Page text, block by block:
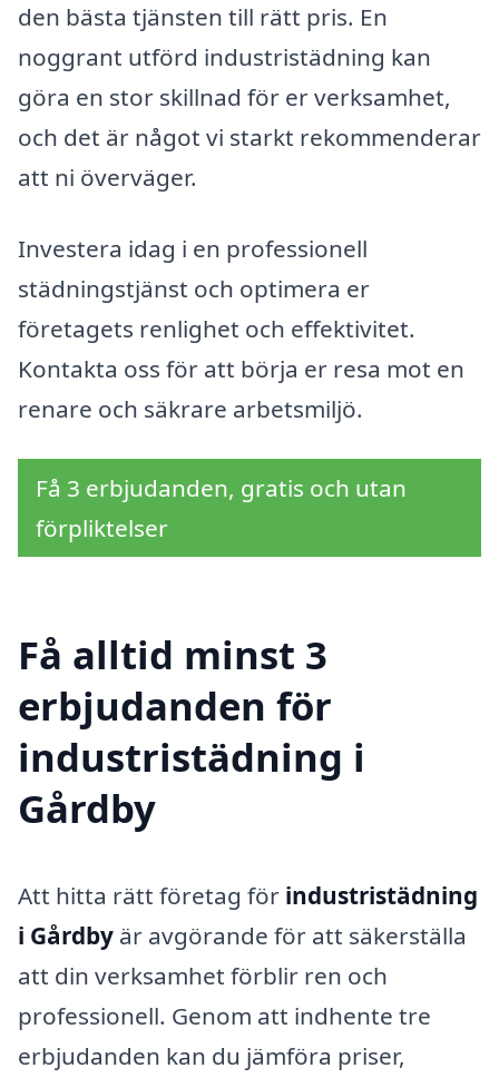
den bästa tjänsten till rätt pris. En
noggrant utförd industristädning kan
göra en stor skillnad för er verksamhet,
och det är något vi starkt rekommenderar
att ni överväger.
Investera idag i en professionell
städningstjänst och optimera er
företagets renlighet och effektivitet.
Kontakta oss för att börja er resa mot en
renare och säkrare arbetsmiljö.
Få 3 erbjudanden, gratis och utan
förpliktelser
Få alltid minst 3
erbjudanden för
industristädning i
Gårdby
Att hitta rätt företag för industristädning
i Gårdby är avgörande för att säkerställa
att din verksamhet förblir ren och
professionell. Genom att indhente tre
erbjudanden kan du jämföra priser,